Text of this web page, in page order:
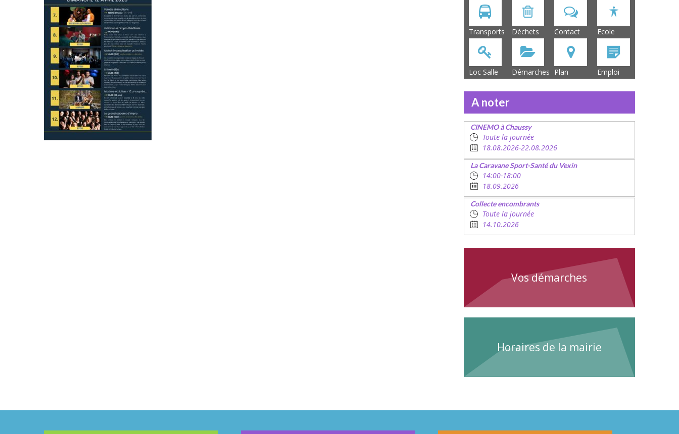
Transports Déchets Contact Ecole
Loc Salle Démarches Plan Emploi
A noter
CINEMO à Chaussy
Toute la journée
18.08.2026-22.08.2026
La Caravane Sport-Santé du Vexin
14:00-18:00
18.09.2026
Collecte encombrants
Toute la journée
14.10.2026
Vos démarches
Horaires de la mairie